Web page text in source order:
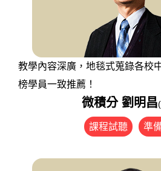
教學內容深廣，地毯式蒐錄各校
榜學員一致推薦！
微積分 劉明昌
課程試聽 準